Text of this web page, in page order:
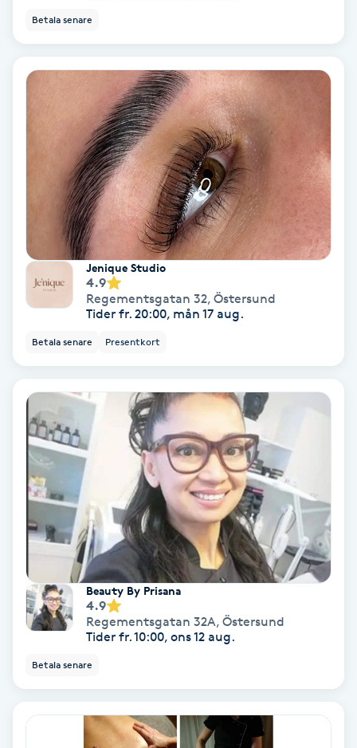
Hollywood Peel
Hot Stone Massage
Hot yoga
Hudföryngring
Huduppstramning
Hudvård
Hypnos
Hårborttagning
Hårbottenbehandling
Hårförlängning
Hårvård
Hälsa
Idrottsmassage
Betala senare
Jenique Studio
4.9
Regementsgatan 32, Östersund
Tider fr. 20:00, mån 17 aug.
Betala senare Presentkort
Beauty By Prisana
4.9
Regementsgatan 32A, Östersund
Tider fr. 10:00, ons 12 aug.
Betala senare